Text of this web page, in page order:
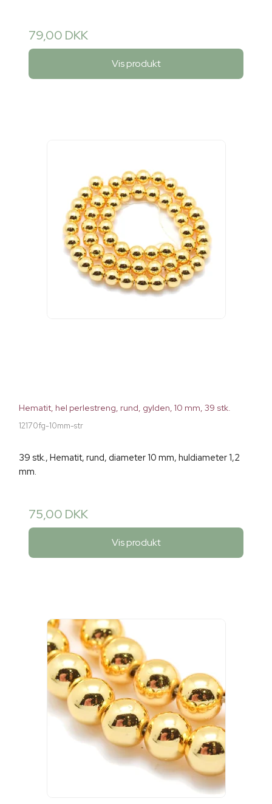
79,00 DKK
Vis produkt
Hematit, hel perlestreng, rund, gylden, 10 mm, 39 stk.
12170fg-10mm-str
39 stk., Hematit, rund, diameter 10 mm, huldiameter 1,2
mm.
75,00 DKK
Vis produkt